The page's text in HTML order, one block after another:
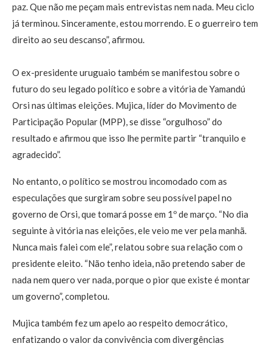
paz. Que não me peçam mais entrevistas nem nada. Meu ciclo
já terminou. Sinceramente, estou morrendo. E o guerreiro tem
direito ao seu descanso”, afirmou.
O ex-presidente uruguaio também se manifestou sobre o
futuro do seu legado político e sobre a vitória de Yamandú
Orsi nas últimas eleições. Mujica, líder do Movimento de
Participação Popular (MPP), se disse “orgulhoso” do
resultado e afirmou que isso lhe permite partir “tranquilo e
agradecido”.
No entanto, o político se mostrou incomodado com as
especulações que surgiram sobre seu possível papel no
governo de Orsi, que tomará posse em 1º de março. “No dia
seguinte à vitória nas eleições, ele veio me ver pela manhã.
Nunca mais falei com ele”, relatou sobre sua relação com o
presidente eleito. “Não tenho ideia, não pretendo saber de
nada nem quero ver nada, porque o pior que existe é montar
um governo”, completou.
Mujica também fez um apelo ao respeito democrático,
enfatizando o valor da convivência com divergências